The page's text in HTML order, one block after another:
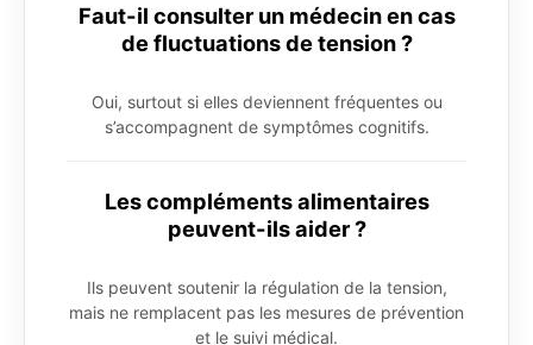
Faut-il consulter un médecin en cas
de fluctuations de tension ?
Oui, surtout si elles deviennent fréquentes ou
s’accompagnent de symptômes cognitifs.
Les compléments alimentaires
peuvent-ils aider ?
Ils peuvent soutenir la régulation de la tension,
mais ne remplacent pas les mesures de prévention
et le suivi médical.